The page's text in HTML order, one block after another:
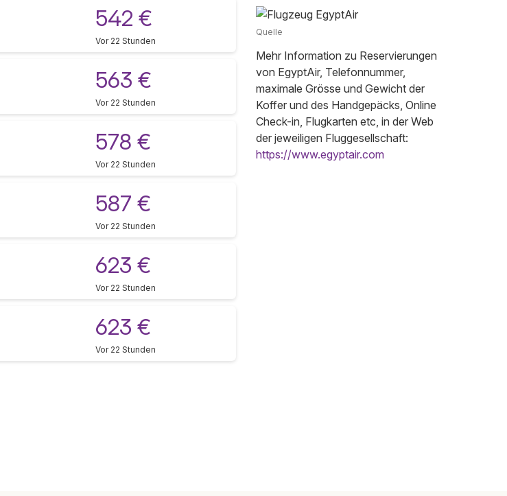
542 €
Vor 22 Stunden
563 €
Vor 22 Stunden
578 €
Vor 22 Stunden
587 €
Vor 22 Stunden
623 €
Vor 22 Stunden
623 €
Vor 22 Stunden
Quelle
Mehr Information zu Reservierungen
von EgyptAir, Telefonnummer,
maximale Grösse und Gewicht der
Koffer und des Handgepäcks, Online
Check-in, Flugkarten etc, in der Web
der jeweiligen Fluggesellschaft:
https://www.egyptair.com